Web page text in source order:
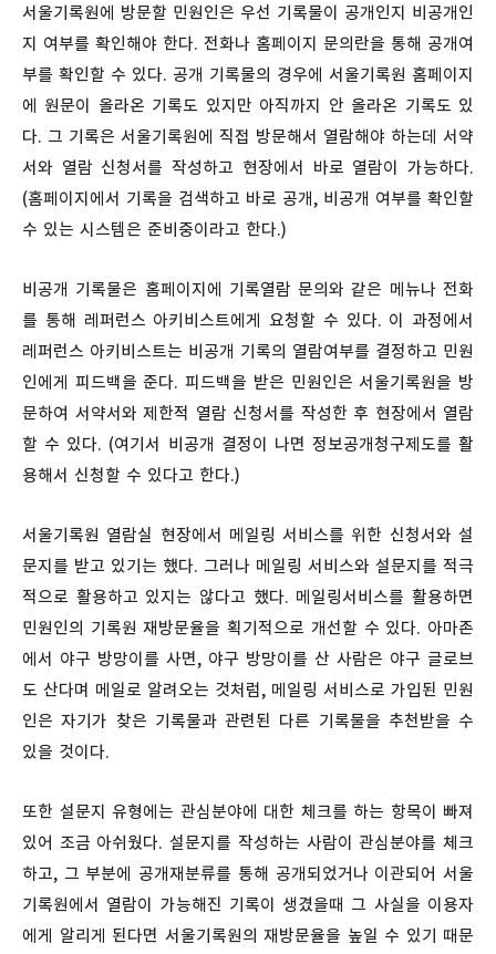
서울기록원에 방문할 민원인은 우선 기록물이 공개인지 비공개인
지 여부를 확인해야 한다. 전화나 홈페이지 문의란을 통해 공개여
부를 확인할 수 있다. 공개 기록물의 경우에 서울기록원 홈페이지
에 원문이 올라온 기록도 있지만 아직까지 안 올라온 기록도 있
다. 그 기록은 서울기록원에 직접 방문해서 열람해야 하는데 서약
서와 열람 신청서를 작성하고 현장에서 바로 열람이 가능하다.
(홈페이지에서 기록을 검색하고 바로 공개, 비공개 여부를 확인할
수 있는 시스템은 준비중이라고 한다.)
비공개 기록물은 홈페이지에 기록열람 문의와 같은 메뉴나 전화
를 통해 레퍼런스 아키비스트에게 요청할 수 있다. 이 과정에서
레퍼런스 아키비스트는 비공개 기록의 열람여부를 결정하고 민원
인에게 피드백을 준다. 피드백을 받은 민원인은 서울기록원을 방
문하여 서약서와 제한적 열람 신청서를 작성한 후 현장에서 열람
할 수 있다. (여기서 비공개 결정이 나면 정보공개청구제도를 활
용해서 신청할 수 있다고 한다.)
서울기록원 열람실 현장에서 메일링 서비스를 위한 신청서와 설
문지를 받고 있기는 했다. 그러나 메일링 서비스와 설문지를 적극
적으로 활용하고 있지는 않다고 했다. 메일링서비스를 활용하면
민원인의 기록원 재방문율을 획기적으로 개선할 수 있다. 아마존
에서 야구 방망이를 사면, 야구 방망이를 산 사람은 야구 글로브
도 산다며 메일로 알려오는 것처럼, 메일링 서비스로 가입된 민원
인은 자기가 찾은 기록물과 관련된 다른 기록물을 추천받을 수
있을 것이다.
또한 설문지 유형에는 관심분야에 대한 체크를 하는 항목이 빠져
있어 조금 아쉬웠다. 설문지를 작성하는 사람이 관심분야를 체크
하고, 그 부분에 공개재분류를 통해 공개되었거나 이관되어 서울
기록원에서 열람이 가능해진 기록이 생겼을때 그 사실을 이용자
에게 알리게 된다면 서울기록원의 재방문율을 높일 수 있기 때문